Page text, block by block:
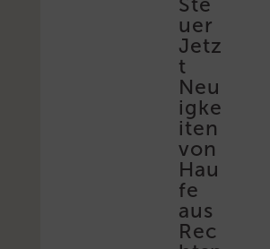
uer
Jetz
t
Neu
igke
iten
von
Hau
fe
aus
Rec